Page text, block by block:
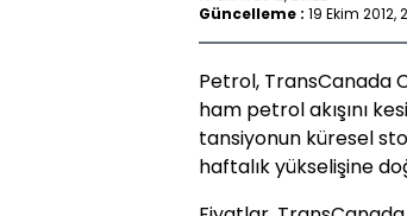
Güncelleme : 19 Ekim 2012,
Petrol, TransCanada
ham petrol akışını
tansiyonun küresel
haftalık yükselişine